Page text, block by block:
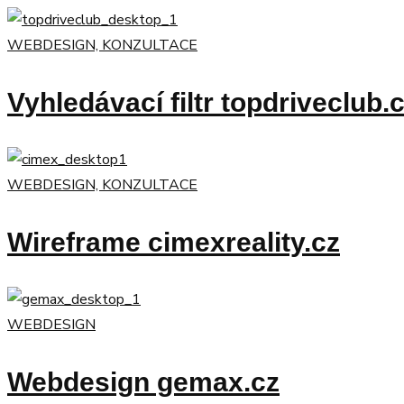
WEBDESIGN, KONZULTACE
Vyhledávací filtr
WEBDESIGN, KONZULTACE
Wireframe cimexreality.cz
WEBDESIGN
Webdesign gemax.cz